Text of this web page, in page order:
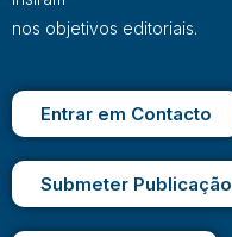
nos objetivos editoriais.
Entrar em Contacto
Submeter Publicação